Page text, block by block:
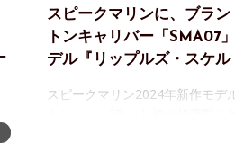
スピークマリンに、ブラ
トンキャリバー「SMA07
デル『リップルズ・スケ
スピークマリン2024年新作モデ
「SMA07」を搭載 「スピーク